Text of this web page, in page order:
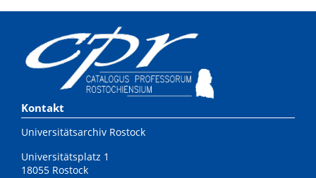
Kontakt
Universitätsarchiv Rostock
Universitätsplatz 1
18055 Rostock